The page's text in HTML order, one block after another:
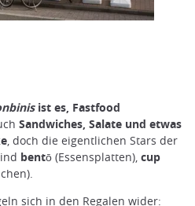
ist es, Fastfood
Sandwiches, Salate und etwas
, doch die eigentlichen Stars der
bentō (Essensplatten), cup
sich in den Regalen wider: